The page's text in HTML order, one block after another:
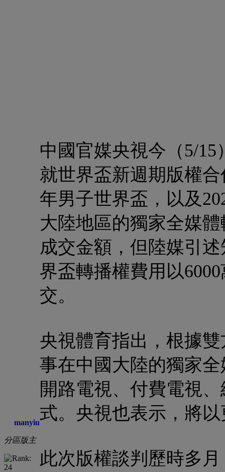
manyiu
分區版主
中國官媒央視今（5/
就世界盃新週期版權
年男子世界盃，以及
大陸地區的獨家全媒
成交金額，但陸媒引
界盃轉播權費用以
交。
央視體育指出，根據
事在中國大陸的獨家
開路電視、付費電視
式。央視也表示，將
此次版權談判歷時多